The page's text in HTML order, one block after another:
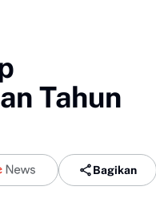
Tahun
Bagikan